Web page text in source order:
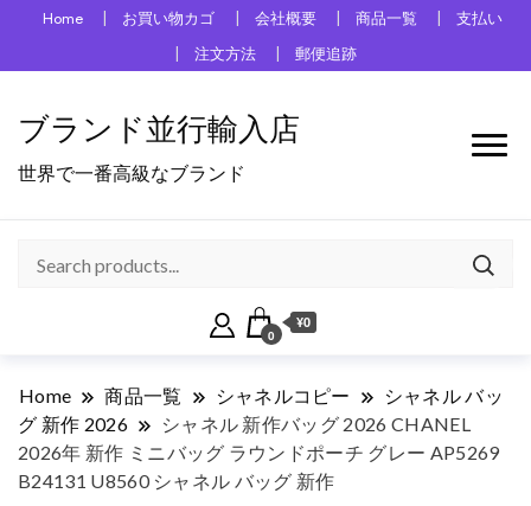
Home お買い物カゴ 会社概要 商品一覧
支払い
注文方法
郵便追跡
ブランド並行輸入店
世界で一番高級なブランド
0
¥0
Home 商品一覧 シャネルコピー
シャネル バッ
グ 新作 2026
シャネル 新作バッグ 2026 CHANEL
2026年 新作 ミニバッグ ラウンドポーチ グレー AP5269
B24131 U8560 シャネル バッグ 新作